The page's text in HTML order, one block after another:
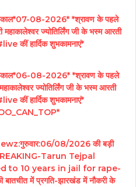
08-2026* *श्रावण के पहले
महाकालेश्वर ज्योतिर्लिंग जी के भस्म आरती
कीं हार्दिक शुभकामनाएं*
08-2026* *श्रावण के पहले
ज्योतिर्लिंग जी के भस्म आरती
कीं हार्दिक शुभकामनाएं*
08/2026 की बड़ी
Tarun Tejpal
to 10 years in jail for rape-
बातचीत में प्रगति-झारखंड में नौकरी के